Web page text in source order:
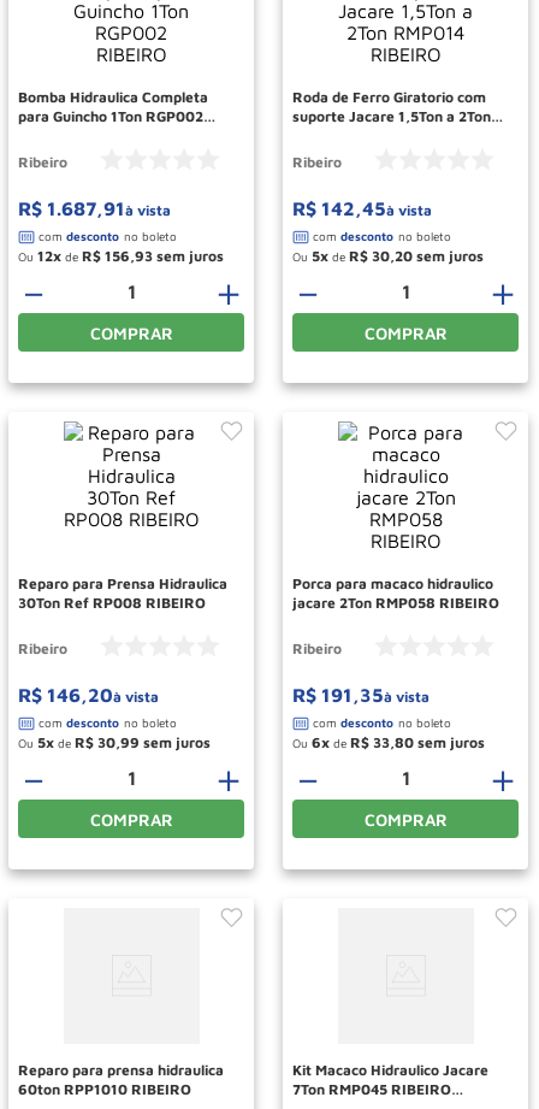
Bomba Hidraulica Completa
para Guincho 1Ton RGP002
Ribeiro
R$ 1.687,91à vista
Ou 12 de R$ 156,93
＋
－
COMPRAR
Roda de Ferro Giratorio com
suporte Jacare 1,5Ton a 2Ton
Ribeiro
R$ 142,45à vista
Ou 5 de R$ 30,20
＋
－
COMPRAR
Reparo para Prensa Hidraulica
30Ton Ref RP008 RIBEIRO
Ribeiro
R$ 146,20à vista
Ou 5 de R$ 30 99
＋
－
COMPRAR
Porca para macaco hidraulico
jacare 2Ton RMP058 RIBEIRO
Ribeiro
R$ 191 ,35à vista
Ou 6 de R$ 33 80
＋
－
COMPRAR
Reparo para prensa hidraulica
60ton RPP1010 RIBEIRO
Kit Macaco Hidraulico Jacare
7Ton RMP045 RIBEIRO
Paleteira